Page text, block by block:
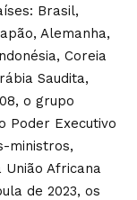
Brasil,
Alemanha,
Coreia
Saudita,
o grupo
Poder Executivo
ministros,
Africana
de 2023, os